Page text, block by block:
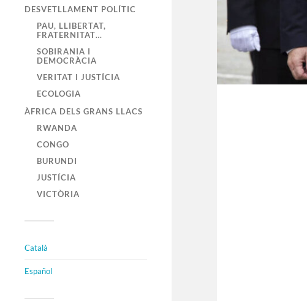
DESVETLLAMENT POLÍTIC
PAU, LLIBERTAT,
FRATERNITAT…
SOBIRANIA I
DEMOCRÀCIA
VERITAT I JUSTÍCIA
ECOLOGIA
ÀFRICA DELS GRANS LLACS
RWANDA
CONGO
BURUNDI
JUSTÍCIA
VICTÒRIA
Català
Español